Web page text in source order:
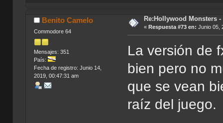
Benito Camelo
Commodore 64
Mensajes: 351
País:
Fecha de registro: Junio 14,
2019, 00:47:31 am
Re:Hollywood Monsters
« Respuesta #73 en: Junio 05,
La versión de
bien pero no
que se vean
raíz del juego.